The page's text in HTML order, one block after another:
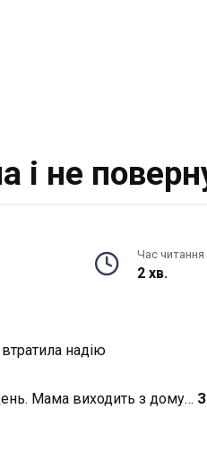
і не
Час читання
2 хв.
надію
Мама виходить з дому…